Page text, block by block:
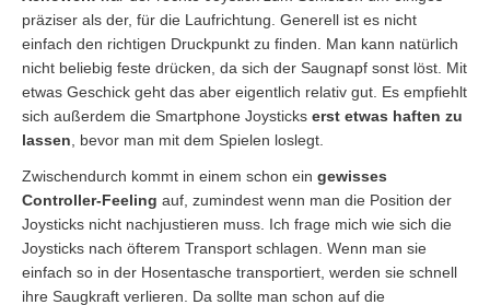
präziser als der, für die Laufrichtung. Generell ist es nicht
einfach den richtigen Druckpunkt zu finden. Man kann natürlich
nicht beliebig feste drücken, da sich der Saugnapf sonst löst. Mit
etwas Geschick geht das aber eigentlich relativ gut. Es empfiehlt
sich außerdem die Smartphone Joysticks erst etwas haften zu
lassen , bevor man mit dem Spielen loslegt.
Zwischendurch kommt in einem schon ein gewisses
Controller-Feeling auf, zumindest wenn man die Position der
Joysticks nicht nachjustieren muss. Ich frage mich wie sich die
Joysticks nach öfterem Transport schlagen. Wenn man sie
einfach so in der Hosentasche transportiert, werden sie schnell
ihre Saugkraft verlieren. Da sollte man schon auf die